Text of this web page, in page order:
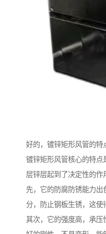
好的，镀锌矩形风管的特
镀锌矩形风管核心的特
层锌层起到了决定性的作
先，它的防腐防锈能力
分，防止钢板生锈，这使
其次，它的强度高，承